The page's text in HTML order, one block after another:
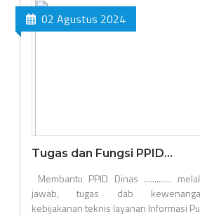
02 Agustus 2024
Tugas dan Fungsi PPID...
Membantu PPID Dinas .............
jawab, tugas dab
kebijakanan teknis layanan Informasi